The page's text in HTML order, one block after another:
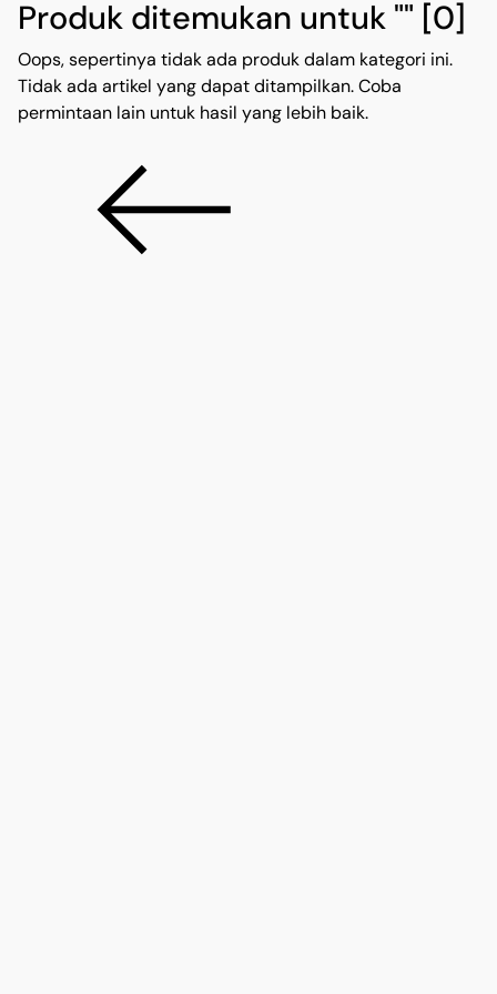
Produk ditemukan untuk "" [0]
Oops, sepertinya tidak ada produk dalam kategori ini.
Tidak ada artikel yang dapat ditampilkan. Coba
permintaan lain untuk hasil yang lebih baik.